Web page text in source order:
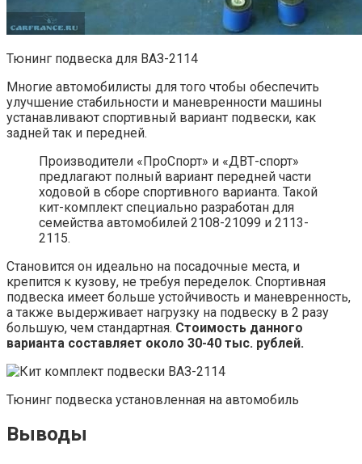
Тюнинг подвеска для ВАЗ-2114
Многие автомобилисты для того чтобы обеспечить
улучшение стабильности и маневренности машины
устанавливают спортивный вариант подвески, как
задней так и передней.
Производители «ПроСпорт» и «ДВТ-спорт»
предлагают полный вариант передней части
ходовой в сборе спортивного варианта. Такой
кит-комплект специально разработан для
семейства автомобилей 2108-21099 и 2113-
2115.
Становится он идеально на посадочные места, и
крепится к кузову, не требуя переделок. Спортивная
подвеска имеет больше устойчивость и маневренность,
а также выдерживает нагрузку на подвеску в 2 разу
большую, чем стандартная. Стоимость данного
варианта составляет около 30-40 тыс. рублей.
Тюнинг подвеска установленная на автомобиль
Выводы